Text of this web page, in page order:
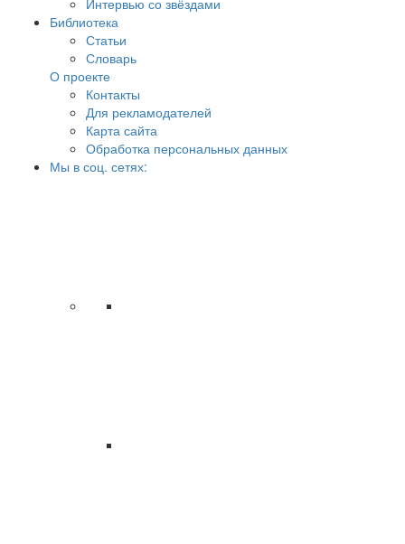
Библиотека
Статьи
Словарь
О проекте
Контакты
Для рекламодателей
Карта сайта
Обработка персональных данных
Мы в соц. сетях: